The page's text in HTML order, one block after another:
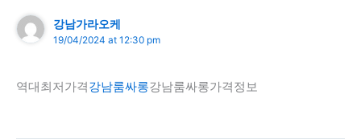
강남가라오케
19/04/2024 at 12:30 pm
역대최저가격강남룸싸롱강남룸싸롱가격정보